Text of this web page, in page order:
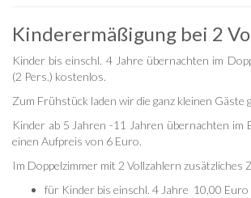
Kinderermäßigung bei 2
Kinder bis einschl. 4 Jahre übernachten im
(2 Pers.) kostenlos.
Zum Frühstück laden wir die ganz kleinen Gäste
Kinder ab 5 Jahren -11 Jahren übernachten im
einen Aufpreis von 6 Euro.
Im Doppelzimmer mit 2 Vollzahlern zusätzliches
für Kinder bis einschl. 4 Jahre 10,00 Euro